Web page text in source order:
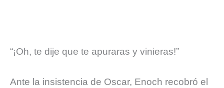
“¡Oh, te dije que te apuraras y vinieras!”
Ante la insistencia de Oscar, Enoch recobró el